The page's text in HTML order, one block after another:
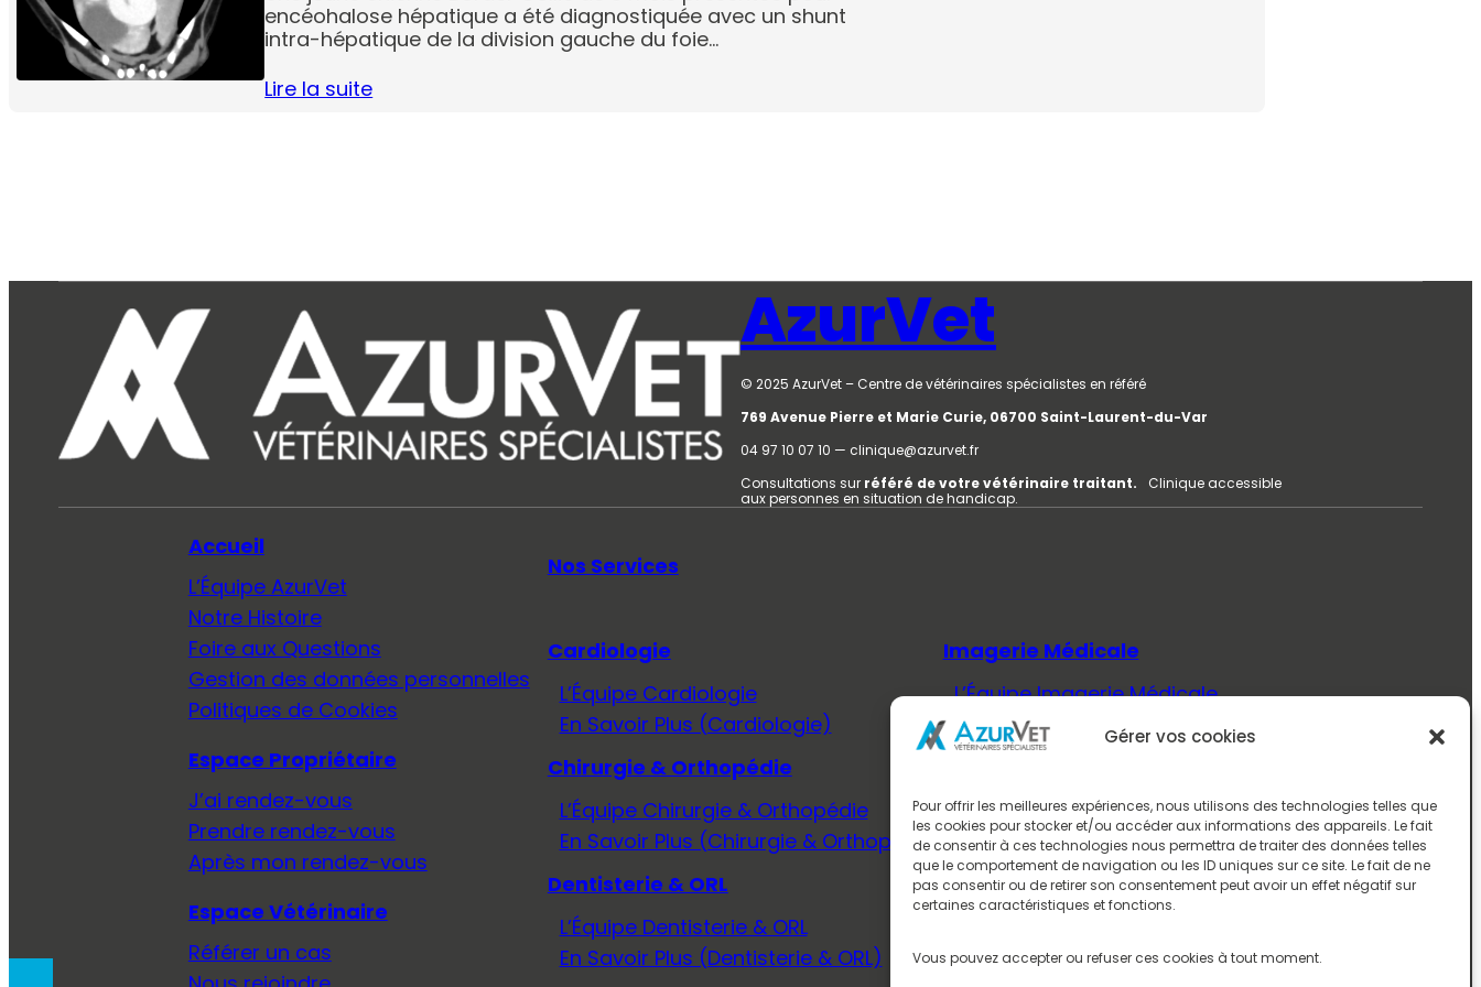
Gérer vos cookies
Pour offrir les meilleures expériences, nous utilisons des technologies telles que
les cookies pour stocker et/ou accéder aux informations des appareils. Le fait
de consentir à ces technologies nous permettra de traiter des données telles
que le comportement de navigation ou les ID uniques sur ce site. Le fait de ne
pas consentir ou de retirer son consentement peut avoir un effet négatif sur
certaines caractéristiques et fonctions.
Vous pouvez accepter ou refuser ces cookies à tout moment.
encéohalose hépatique a été diagnostiquée avec un shunt
intra-hépatique de la division gauche du foie…
Lire la suite
AzurVet
© 2025 AzurVet – Centre de vétérinaires spécialistes en référé
769 Avenue Pierre et Marie Curie, 06700 Saint-Laurent-du-Var
04 97 10 07 10 — clinique@azurvet.fr
Consultations sur référé de votre vétérinaire traitant. Clinique accessible
aux personnes en situation de handicap.
Accueil
L’Équipe AzurVet
Notre Histoire
Foire aux Questions
Gestion des données personnelles
Politiques de Cookies
Espace Propriétaire
J’ai rendez-vous
Prendre rendez-vous
Après mon rendez-vous
Espace Vétérinaire
Référer un cas
Nos Services
Cardiologie
L’Équipe Cardiologie
En Savoir Plus (Cardiologie)
Chirurgie & Orthopédie
L’Équipe Chirurgie & Orthopédie
En Savoir Plus (Chirurgie & Orthopédie)
Dentisterie & ORL
L’Équipe Dentisterie & ORL
En Savoir Plus (Dentisterie & ORL)
Imagerie Médicale
L’Équipe Imagerie Médicale
En Savoir Plus (Imagerie Médicale)
L’Équipe Médecine Interne
En Savoir Plus (Médecine Interne)
Neurologie
En Savoir Plus (Neurologie)